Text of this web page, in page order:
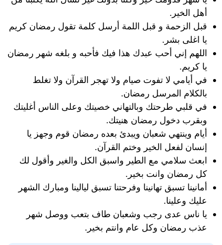
أهل الخير.
قبل الزحمة و قبل اللمة أرسل كلمة تقول رمضان كريم
يا اغلى بشر.
اللهم إني أحب عبدك هذا فيك فأحبه و بلغه شهر رمضان
يا كريم.
في أيامي لا تفوت صيام ولا تهجر القرآن ولا تغلط
بالكلام المرسل رمضان.
في قلبي طرحتك وبالتهاني خصيتك وعلى الناس أغليتك
وبقرب دخول رمضان هنيتك.
أيام وينتهي شعبان ويبدئ بعده رمضان قوم وجهز يا
إنسان لفعل الخير وختم القرآن.
ابعث سلامي مع الطير واسبق الكل والغير وأقول لك
كل رمضان وانت بخير.
أمانينا تسبق تهانينا وفرحتنا تسبق ليالينا ومبارك الشهر
عليك وعلينا.
يا ناس عدى رجب وشعبان طاف بتعب ووصل شهر
عذب رمضان وكل عام وانتم بخير.